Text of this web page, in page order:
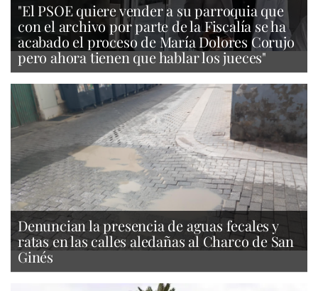
"El PSOE quiere vender a su parroquia que
con el archivo por parte de la Fiscalía se ha
acabado el proceso de María Dolores Corujo
pero ahora tienen que hablar los jueces"
Denuncian la presencia de aguas fecales y
ratas en las calles aledañas al Charco de San
Ginés